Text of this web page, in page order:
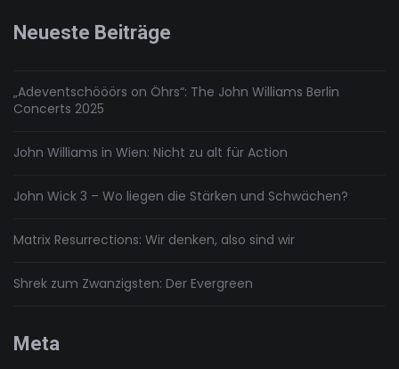
Neueste Beiträge
„Adeventschööörs on Öhrs“: The John Williams Berlin
Concerts 2025
John Williams in Wien: Nicht zu alt für Action
John Wick 3 – Wo liegen die Stärken und Schwächen?
Matrix Resurrections: Wir denken, also sind wir
Shrek zum Zwanzigsten: Der Evergreen
Meta